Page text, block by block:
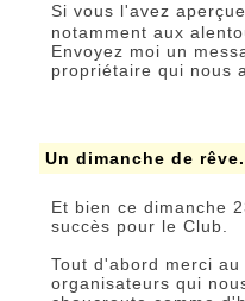
Si vous l'avez aperçue
notamment aux
Envoyez moi un
propriétaire qui nous
Un dimanche de
Et bien ce dimanche
succès pour le Club.
Tout d'abord merci
organisateurs qui